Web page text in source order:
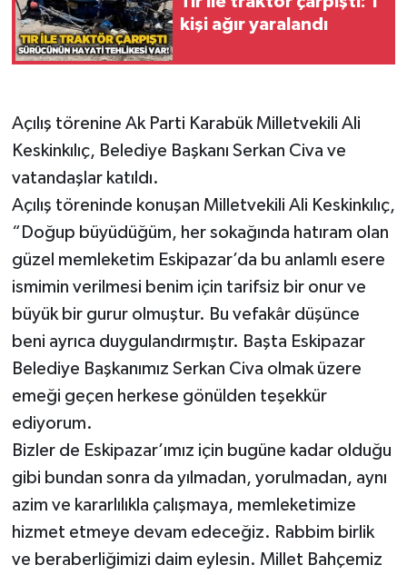
kişi ağır yaralandı
Açılış törenine Ak Parti Karabük Milletvekili Ali
Keskinkılıç, Belediye Başkanı Serkan Civa ve
vatandaşlar katıldı.
Açılış töreninde konuşan Milletvekili Ali Keskinkılıç,
“Doğup büyüdüğüm, her sokağında hatıram olan
güzel memleketim Eskipazar’da bu anlamlı esere
ismimin verilmesi benim için tarifsiz bir onur ve
büyük bir gurur olmuştur. Bu vefakâr düşünce
beni ayrıca duygulandırmıştır. Başta Eskipazar
Belediye Başkanımız Serkan Civa olmak üzere
emeği geçen herkese gönülden teşekkür
ediyorum.
Bizler de Eskipazar’ımız için bugüne kadar olduğu
gibi bundan sonra da yılmadan, yorulmadan, aynı
azim ve kararlılıkla çalışmaya, memleketimize
hizmet etmeye devam edeceğiz. Rabbim birlik
ve beraberliğimizi daim eylesin. Millet Bahçemiz
Gökçebey
İş ilanı
Kilimli
Kültür - Sanat
Politika
Resmi İlan
Sağlık
SİYASET
Spor